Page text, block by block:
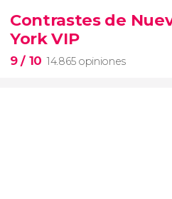
Contrastes de
York VIP
9/ 10 14.865 opiniones